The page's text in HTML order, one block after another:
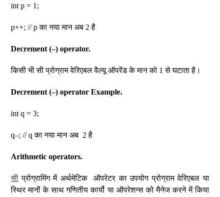
int p = 1;
p++; // p का नया मान अब 2 है
Decrement (–) operator.
किसी भी सी प्रोग्राम वेरिएबल वैल्यू ऑपरेंड के मान को 1 से घटाता है।
Decrement (–) operator Example.
int q = 3;
q–; // q का नया मान अब 2 है
Arithmetic operators.
सी प्रोग्रामिंग में अर्थमेटिक ऑपरेटर का उपयोग प्रोग्राम वेरिएबल या
स्थिर मानों के साथ गणितीय कार्यो या ऑपरेशन्स को मैनेज करने में किया